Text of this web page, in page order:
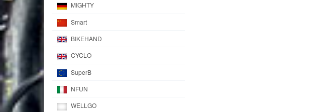
MIGHTY
Smart
BIKEHAND
CYCLO
SuperB
NFUN
WELLGO